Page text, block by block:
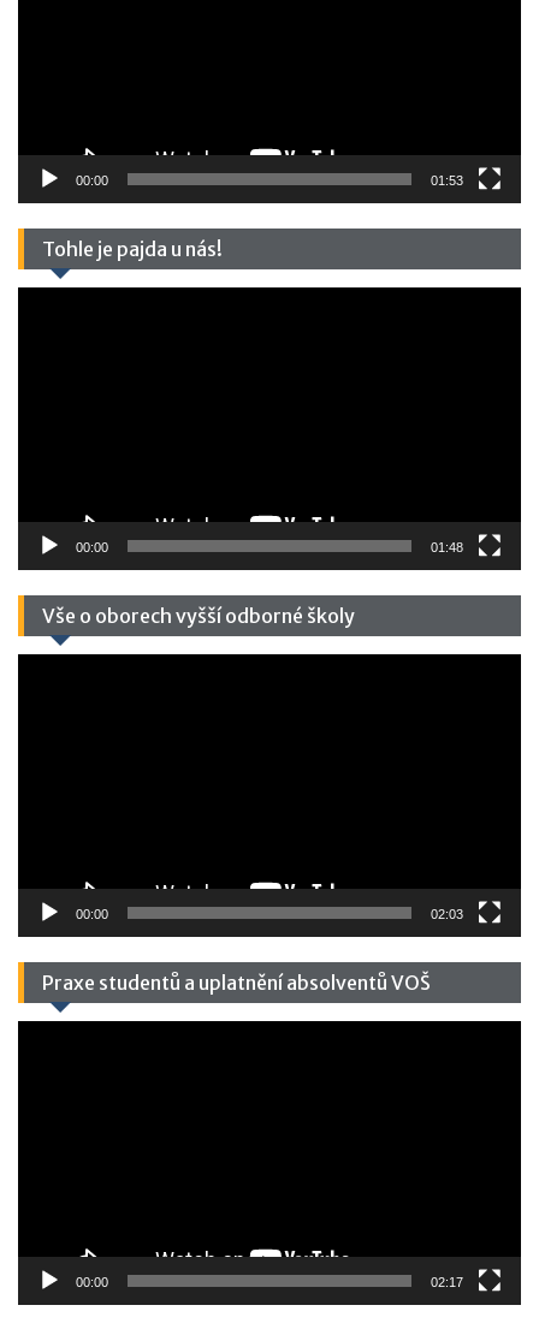
00:00 01:53
Tohle je pajda u nás!
00:00 01:48
Vše o oborech vyšší odborné školy
00:00 02:03
Praxe studentů a uplatnění absolventů VOŠ
00:00 02:17